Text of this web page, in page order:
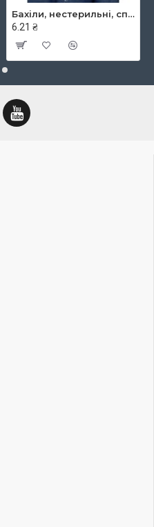
Бахіли, нестерильні, спанбонд, щільність - 30г/м2, середні, блакитні, ТМ Славна
6.21 ₴